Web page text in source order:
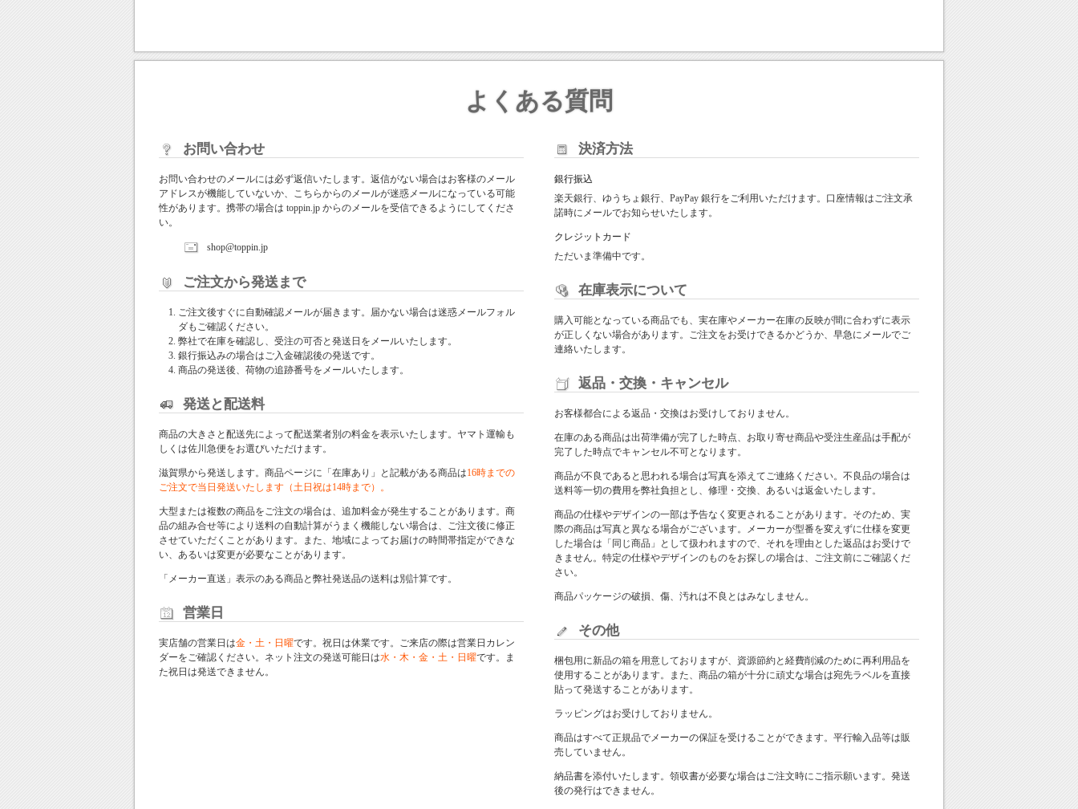
よくある質問
お問い合わせ
お問い合わせのメールには必ず返信いたします。返信がない場合はお客様のメール
アドレスが機能していないか、こちらからのメールが迷惑メールになっている可能
性があります。携帯の場合は toppin.jp からのメールを受信できるようにしてくださ
い。
shop@toppin.jp
ご注文から発送まで
ご注文後すぐに自動確認メールが届きます。届かない場合は迷惑メールフォル
ダもご確認ください。
弊社で在庫を確認し、受注の可否と発送日をメールいたします。
銀行振込みの場合はご入金確認後の発送です。
商品の発送後、荷物の追跡番号をメールいたします。
発送と配送料
商品の大きさと配送先によって配送業者別の料金を表示いたします。ヤマト運輸も
しくは佐川急便をお選びいただけます。
滋賀県から発送します。商品ページに「在庫あり」と記載がある商品は16時までの
ご注文で当日発送いたします（土日祝は14時まで）。
大型または複数の商品をご注文の場合は、追加料金が発生することがあります。商
品の組み合せ等により送料の自動計算がうまく機能しない場合は、ご注文後に修正
させていただくことがあります。また、地域によってお届けの時間帯指定ができな
い、あるいは変更が必要なことがあります。
「メーカー直送」表示のある商品と弊社発送品の送料は別計算です。
営業日
実店舗の営業日は金・土・日曜です。祝日は休業です。ご来店の際は営業日カレン
ダーをご確認ください。ネット注文の発送可能日は水・木・金・土・日曜です。ま
た祝日は発送できません。
決済方法
銀行振込
楽天銀行、ゆうちょ銀行、PayPay 銀行をご利用いただけます。口座情報はご注文承
諾時にメールでお知らせいたします。
クレジットカード
ただいま準備中です。
在庫表示について
購入可能となっている商品でも、実在庫やメーカー在庫の反映が間に合わずに表示
が正しくない場合があります。ご注文をお受けできるかどうか、早急にメールでご
連絡いたします。
返品・交換・キャンセル
お客様都合による返品・交換はお受けしておりません。
在庫のある商品は出荷準備が完了した時点、お取り寄せ商品や受注生産品は手配が
完了した時点でキャンセル不可となります。
商品が不良であると思われる場合は写真を添えてご連絡ください。不良品の場合は
送料等一切の費用を弊社負担とし、修理・交換、あるいは返金いたします。
商品の仕様やデザインの一部は予告なく変更されることがあります。そのため、実
際の商品は写真と異なる場合がございます。メーカーが型番を変えずに仕様を変更
した場合は「同じ商品」として扱われますので、それを理由とした返品はお受けで
きません。特定の仕様やデザインのものをお探しの場合は、ご注文前にご確認くだ
さい。
商品パッケージの破損、傷、汚れは不良とはみなしません。
その他
梱包用に新品の箱を用意しておりますが、資源節約と経費削減のために再利用品を
使用することがあります。また、商品の箱が十分に頑丈な場合は宛先ラベルを直接
貼って発送することがあります。
ラッピングはお受けしておりません。
商品はすべて正規品でメーカーの保証を受けることができます。平行輸入品等は販
売していません。
納品書を添付いたします。領収書が必要な場合はご注文時にご指示願います。発送
後の発行はできません。